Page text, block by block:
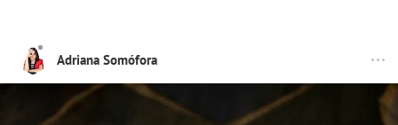
Adriana Somófora